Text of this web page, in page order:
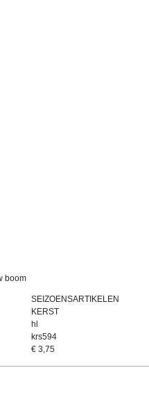
boom
SEIZOENSARTIKELEN
KERST
hl
krs594
€ 3,75